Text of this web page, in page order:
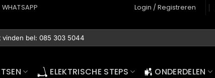
WHATSAPP Login / Registreren
ELEKTRISCHE STEPS ONDERDELEN